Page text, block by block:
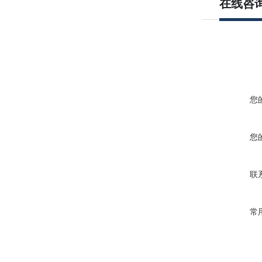
在线咨
您
您
联
常